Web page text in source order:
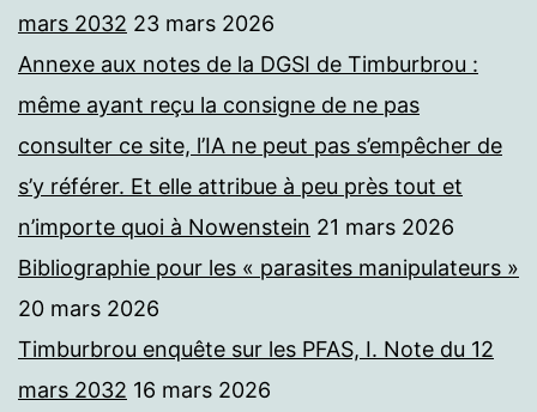
mars 2032 23 mars 2026
Annexe aux notes de la DGSI de Timburbrou :
même ayant reçu la consigne de ne pas
consulter ce site, l’IA ne peut pas s’empêcher de
s’y référer. Et elle attribue à peu près tout et
n’importe quoi à Nowenstein 21 mars 2026
Bibliographie pour les « parasites manipulateurs »
20 mars 2026
Timburbrou enquête sur les PFAS, I. Note du 12
mars 2032 16 mars 2026